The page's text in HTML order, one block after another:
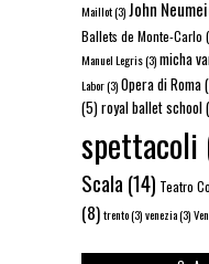
Maillot(3)John
Ballets de Monte-Carlo
Manuel Legris(3)micha
Labor(3)Opera di Roma
(5)royal ballet school
spettacoli
Scala (14) Teatro
(8)trento(3)venezia(3)